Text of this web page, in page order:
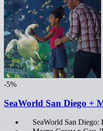
-5%
SeaWorld San Diego +
SeaWorld San